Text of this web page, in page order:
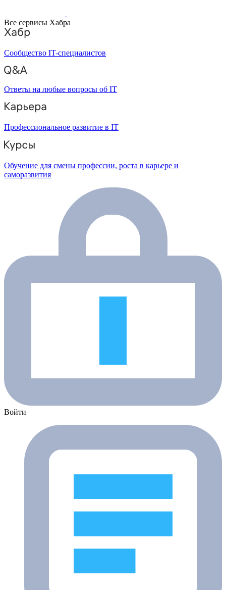
Все сервисы Хабра
Сообщество IT-специалистов
Ответы на любые вопросы об IT
Профессиональное развитие в IT
Обучение для смены профессии, роста в карьере и
саморазвития
Войти